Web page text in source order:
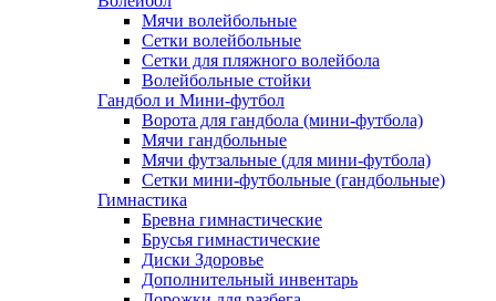
Мячи волейбольные
Сетки волейбольные
Сетки для пляжного волейбола
Волейбольные стойки
Гандбол и Мини-футбол
Ворота для гандбола (мини-футбола)
Мячи гандбольные
Мячи футзальные (для мини-футбола)
Сетки мини-футбольные (гандбольные)
Гимнастика
Бревна гимнастические
Брусья гимнастические
Диски Здоровье
Дополнительный инвентарь